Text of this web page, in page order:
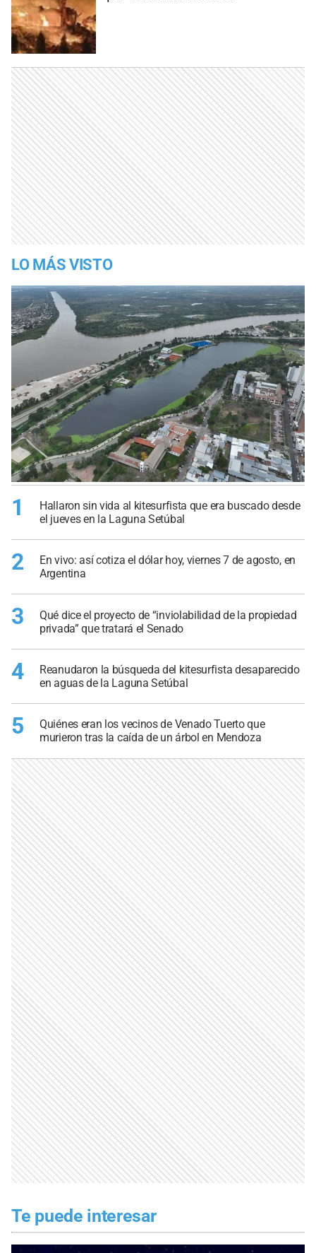
LO MÁS VISTO
1
Hallaron sin vida al kitesurfista que era buscado desde
el jueves en la Laguna Setúbal
2
En vivo: así cotiza el dólar hoy, viernes 7 de agosto, en
Argentina
3
Qué dice el proyecto de “inviolabilidad de la propiedad
privada” que tratará el Senado
4
Reanudaron la búsqueda del kitesurfista desaparecido
en aguas de la Laguna Setúbal
5
Quiénes eran los vecinos de Venado Tuerto que
murieron tras la caída de un árbol en Mendoza
Te puede interesar